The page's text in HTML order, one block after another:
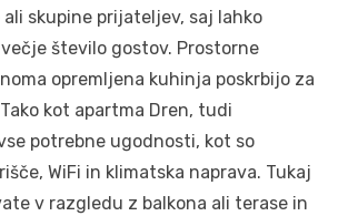
skupine prijateljev, saj lahko
število gostov. Prostorne
opremljena kuhinja poskrbijo za
kot apartma Dren, tudi
potrebne ugodnosti, kot so
WiFi in klimatska naprava. Tukaj
v razgledu z balkona ali terase in